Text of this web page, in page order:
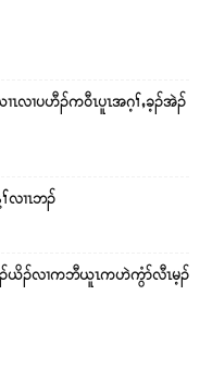
လၢပဟီၣ်က၀ီၤပူၤအဂ့ၢ်ႇခ့ၣ်အဲၣ်
လၢၤဘၣ်
ၣ်ယိၣ်လၢကဘီယူၤကဟဲကွံာ်လီၤမ့ၣ်